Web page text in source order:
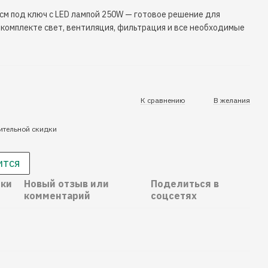
под ключ с LED лампой 250W — готовое решение для
свет, вентиляция, фильтрация и все необходимые
К сравнению В желания
скидки
Новый отзыв или
комментарий
Поделиться в
соцсетях